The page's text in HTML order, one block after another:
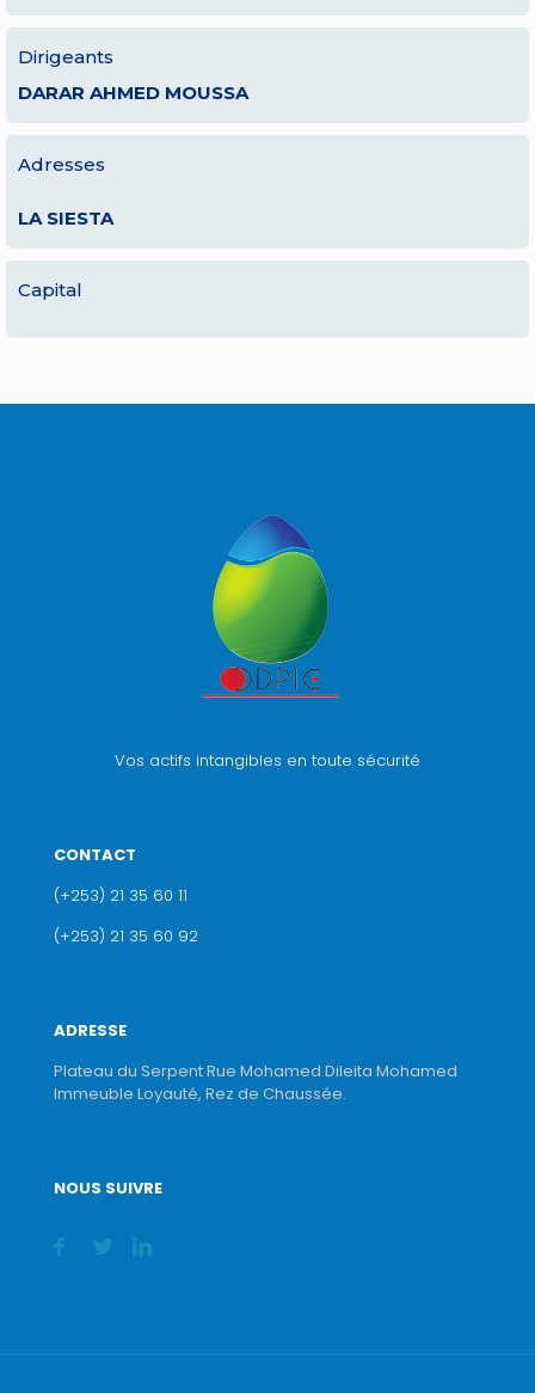
Dirigeants
DARAR AHMED MOUSSA
Adresses
LA SIESTA
Capital
Vos actifs intangibles en toute sécurité
CONTACT
(+253) 21 35 60 11
(+253) 21 35 60 92
ADRESSE
Plateau du Serpent Rue Mohamed Dileita Mohamed
Immeuble Loyauté, Rez de Chaussée.
NOUS SUIVRE